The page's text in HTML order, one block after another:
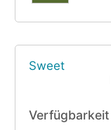
Sweet
Verfügbarkeit